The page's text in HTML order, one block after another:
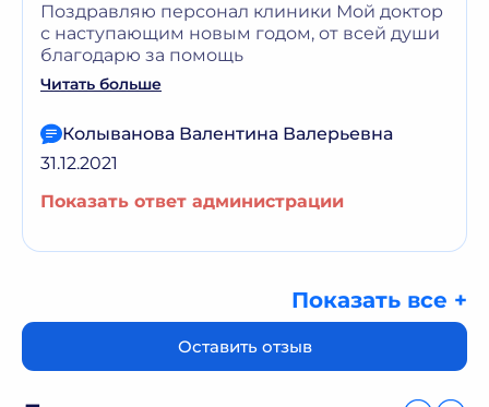
Поздравляю персонал клиники Мой доктор
с наступающим новым годом, от всей души
благодарю за помощь
Читать больше
Колыванова Валентина Валерьевна
31.12.2021
Показать ответ администрации
Показать все +
Оставить отзыв